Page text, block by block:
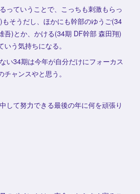
っていうことで、こっちも刺激もらっ
そうだし、ほかにも幹部のゆうご(34
吾)とか、かける(34期 DF幹部 森田翔)
う気持ちになる。
い34期は今年が自分だけにフォーカス
ャンスやと思う。
して努力できる最後の年に何を頑張り